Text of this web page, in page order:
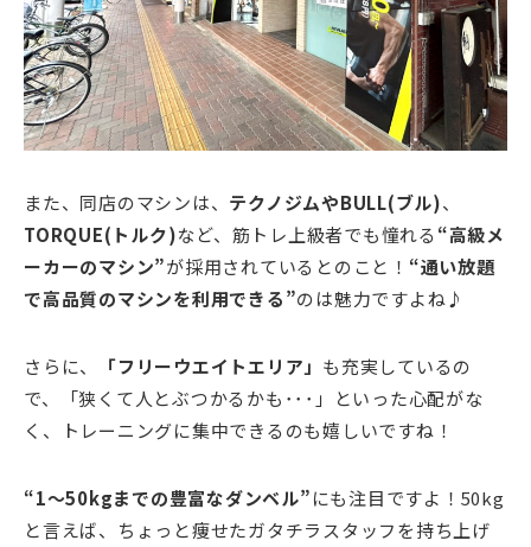
また、同店のマシンは、 テクノジムやBULL(ブル)、
TORQUE(トルク)など、筋トレ上級者でも憧れる “高級メ
ーカーのマシン”が採用されているとのこと！ “通い放題
で高品質のマシンを利用できる”のは魅力ですよね♪
さらに、 「フリーウエイトエリア」 も充実しているの
で、「狭くて人とぶつかるかも･･･」といった心配がな
く、トレーニングに集中できるのも嬉しいですね！
“1～50kgまでの豊富なダンベル”にも注目ですよ！50kg
と言えば、ちょっと痩せたガタチラスタッフを持ち上げ